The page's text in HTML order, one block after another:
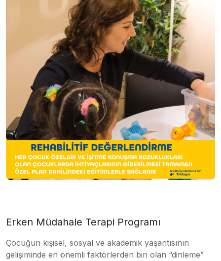
Erken Müdahale Terapi Programı
Çocuğun kişisel, sosyal ve akademik yaşantısının
gelişiminde en önemli faktörlerden biri olan “dinleme”